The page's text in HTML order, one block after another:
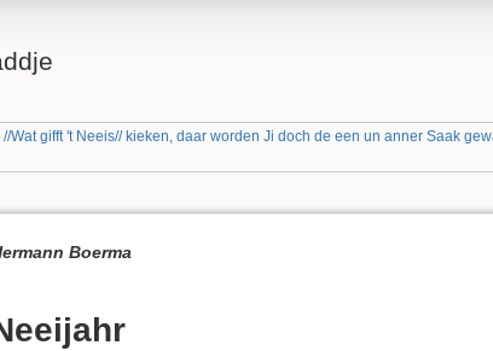
Wat gifft 't Neeis// kieken, daar worden Ji doch de een un anner Saak
Boerma